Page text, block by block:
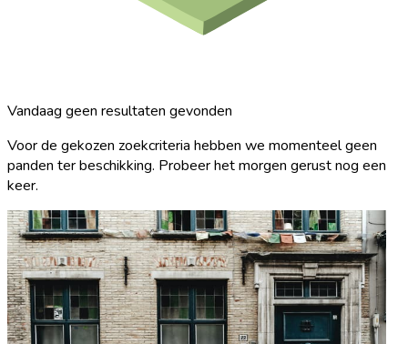
Vandaag geen resultaten gevonden
Voor de gekozen zoekcriteria hebben we momenteel geen
panden ter beschikking. Probeer het morgen gerust nog een
keer.